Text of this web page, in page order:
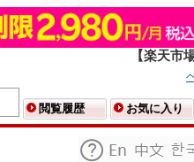
【楽天市
閲覧履歴 お気に入り